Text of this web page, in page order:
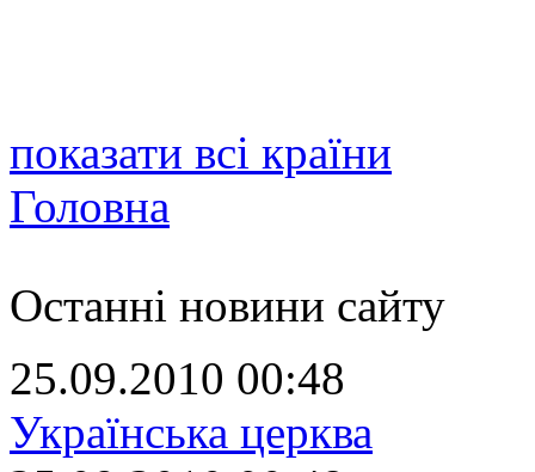
показати всі країни
Головна
Останні новини сайту
25.09.2010 00:48
Українська церква